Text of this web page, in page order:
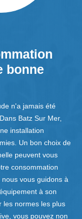
bonne
n'a jamais été
Batz Sur Mer,
installation
Un bon choix de
peuvent vous
consommation
vous guidons à
à son
les normes les plus
vous pouvez non